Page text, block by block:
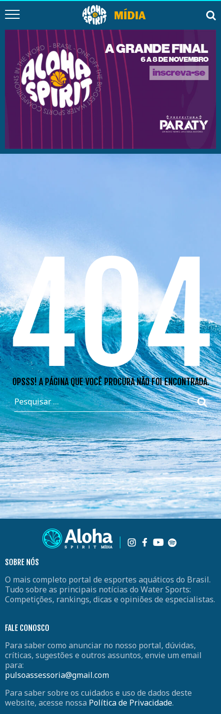
404
OPSSS! A PÁGINA QUE VOCÊ PROCURA NÃO FOI ENCONTRADA.
SOBRE NÓS
O mais completo portal de esportes aquáticos do Brasil.
Tudo sobre as principais notícias do Water Sports:
Competições, rankings, dicas e opiniões de especialistas.
FALE CONOSCO
Para saber como anunciar no nosso portal, dúvidas,
críticas, sugestões e outros assuntos, envie um email
para:
pulsoassessoria@gmail.com
Para saber sobre os cuidados e uso de dados deste
website, acesse nossa Política de Privacidade.